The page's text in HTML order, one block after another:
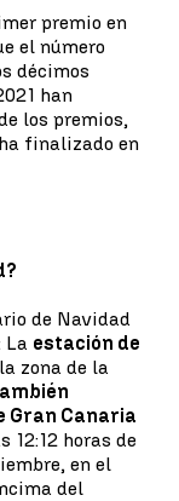
premio en
el número
décimos
han
los premios,
finalizado en
de Navidad
La estación de
zona de la
Gran Canaria
12:12 horas de
en el
del